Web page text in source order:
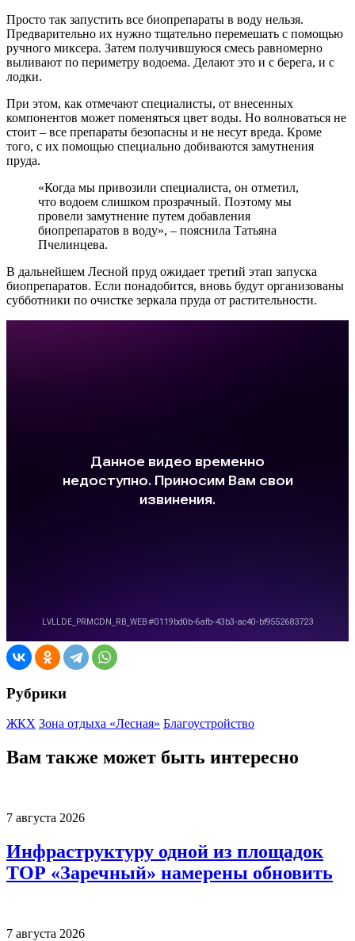
Просто так запустить все биопрепараты в воду нельзя.
Предварительно их нужно тщательно перемешать с помощью
ручного миксера. Затем получившуюся смесь равномерно
выливают по периметру водоема. Делают это и с берега, и с
лодки.
При этом, как отмечают специалисты, от внесенных
компонентов может поменяться цвет воды. Но волноваться не
стоит – все препараты безопасны и не несут вреда. Кроме
того, с их помощью специально добиваются замутнения
пруда.
«Когда мы привозили специалиста, он отметил,
что водоем слишком прозрачный. Поэтому мы
провели замутнение путем добавления
биопрепаратов в воду», – пояснила Татьяна
Пчелинцева.
В дальнейшем Лесной пруд ожидает третий этап запуска
биопрепаратов. Если понадобится, вновь будут организованы
субботники по очистке зеркала пруда от растительности.
Рубрики
ЖКХ Зона отдыха «Лесная» Благоустройство
Вам также может быть интересно
7 августа 2026
Инфраструктуру одной из площадок
ТОР «Заречный» намерены обновить
7 августа 2026